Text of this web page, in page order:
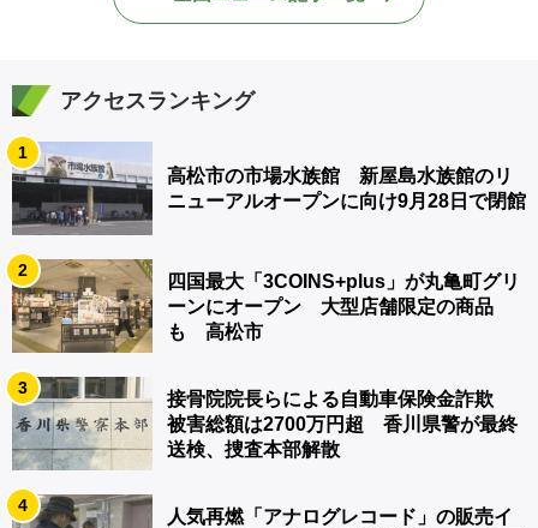
アクセスランキング
1
高松市の市場水族館 新屋島水族館のリ
ニューアルオープンに向け9月28日で閉館
2
四国最大「3COINS+plus」が丸亀町グリ
ーンにオープン 大型店舗限定の商品
も 高松市
3
接骨院院長らによる自動車保険金詐欺
被害総額は2700万円超 香川県警が最終
送検、捜査本部解散
4
人気再燃「アナログレコード」の販売イ